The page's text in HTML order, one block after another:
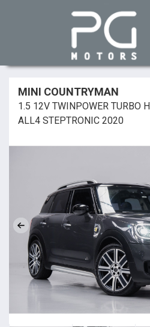
MINI COUNTRYMAN
1.5 12V TWINPOWER TURBO
ALL4 STEPTRONIC 2020